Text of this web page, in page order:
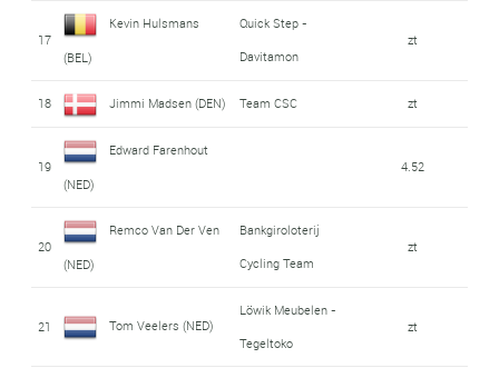
17
Kevin Hulsmans
(BEL)
Quick Step -
Davitamon
zt
18 Jimmi Madsen (DEN) Team CSC zt
19
Edward Farenhout
(NED)
4.52
20
Remco Van Der Ven
(NED)
Bankgiroloterij
Cycling Team
zt
21 Tom Veelers (NED)
Löwik Meubelen -
Tegeltoko
zt